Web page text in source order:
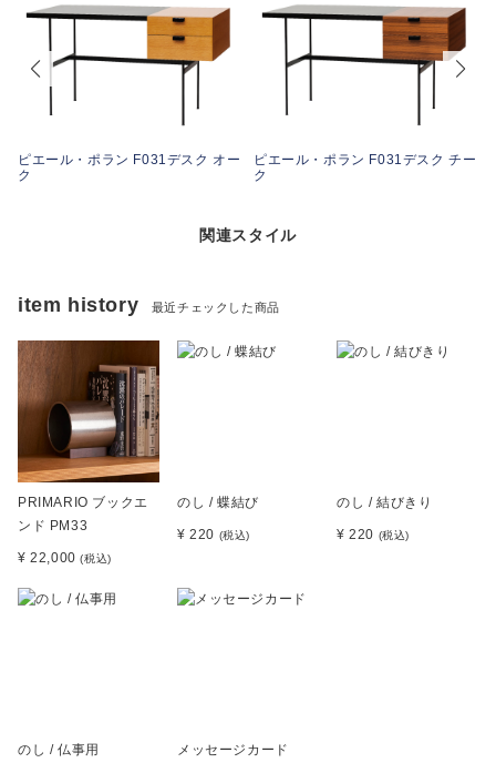
ピエール・ポラン F031デスク オー
ク
ピエール・ポラン F031デスク チー
ク
関連スタイル
item history 最近チェックした商品
PRIMARIO ブックエ
ンド PM33
¥ 22,000(税込)
のし / 蝶結び
¥ 220 (税込)
のし / 結びきり
¥ 220 (税込)
のし / 仏事用 メッセージカード